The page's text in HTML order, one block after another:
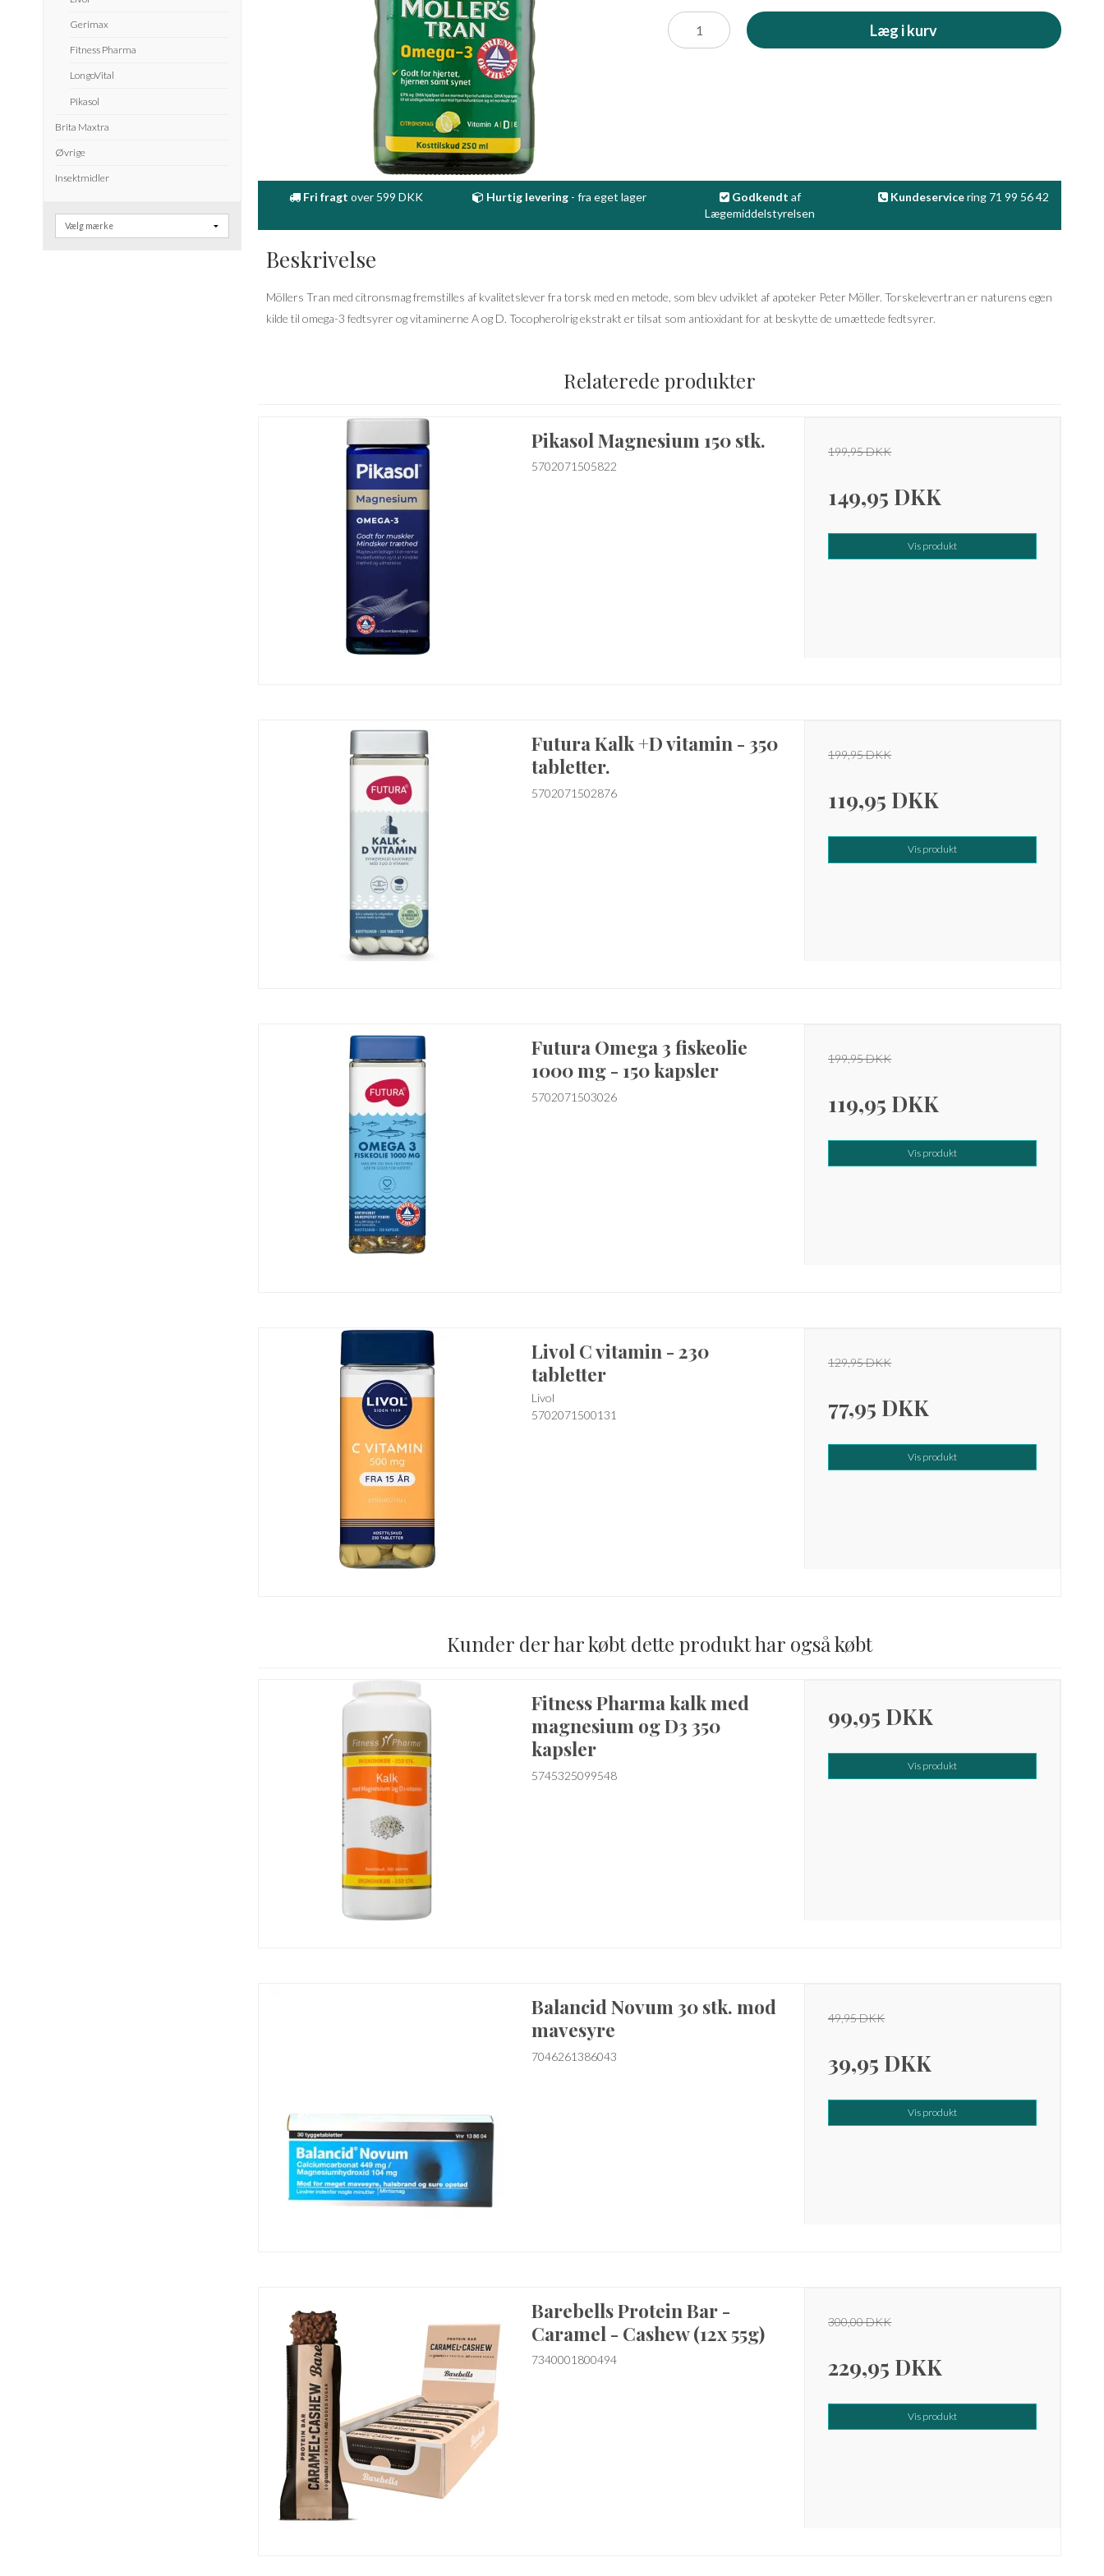
Gerimax
Fitness Pharma
LongoVital
Pikasol
Brita Maxtra
Øvrige
Insektmidler
Læg i kurv
Fri fragt over 599 DKK Hurtig levering - fra eget lager Godkendt af
Lægemiddelstyrelsen
Kundeservicering 71 99 56 42
Beskrivelse
Möllers Tran med citronsmag fremstilles af kvalitetslever fra torsk med en metode, som blev udviklet af apoteker Peter Möller. Torskelevertran er naturens egen
kilde til omega-3 fedtsyrer og vitaminerne A og D. Tocopherolrig ekstrakt er tilsat som antioxidant for at beskytte de umættede fedtsyrer.
Relaterede produkter
Pikasol Magnesium 150 stk.
5702071505822
199,95 DKK
149,95 DKK
Vis produkt
Futura Kalk +D vitamin - 350
tabletter.
5702071502876
199,95 DKK
119,95 DKK
Vis produkt
Futura Omega 3 fiskeolie
1000 mg - 150 kapsler
5702071503026
199,95 DKK
119,95 DKK
Vis produkt
Livol C vitamin - 230
tabletter
Livol
5702071500131
129,95 DKK
77,95 DKK
Vis produkt
Kunder der har købt dette produkt har også købt
Fitness Pharma kalk med
magnesium og D3 350
kapsler
5745325099548
99,95 DKK
Vis produkt
Balancid Novum 30 stk. mod
mavesyre
7046261386043
49,95 DKK
39,95 DKK
Vis produkt
Barebells Protein Bar -
Caramel - Cashew (12x 55g)
7340001800494
300,00 DKK
229,95 DKK
Vis produkt